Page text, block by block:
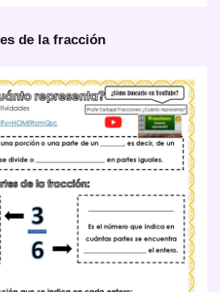
de la fracción